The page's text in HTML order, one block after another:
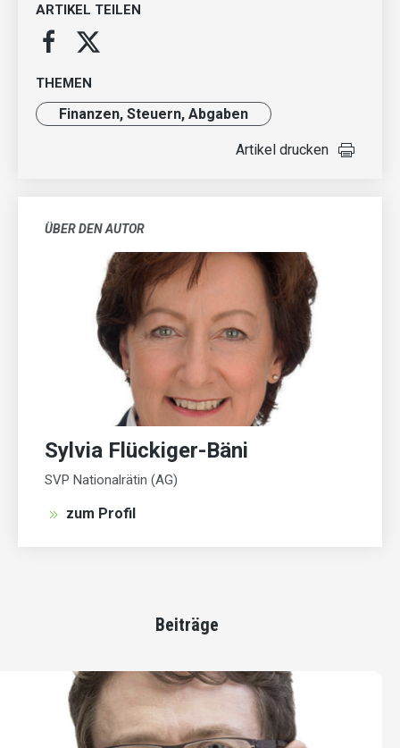
ARTIKEL TEILEN
THEMEN
Finanzen, Steuern, Abgaben
Artikel drucken
ÜBER DEN AUTOR
Sylvia Flückiger-Bäni
SVP Nationalrätin (AG)
zum Profil
Beiträge